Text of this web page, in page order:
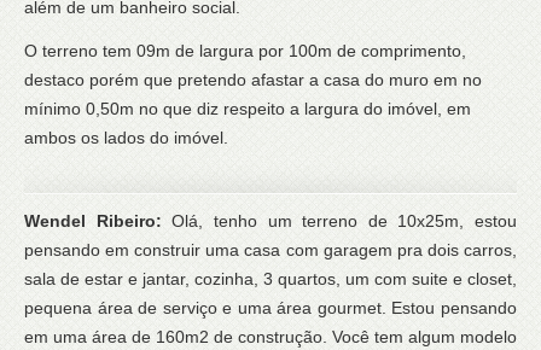
além de um banheiro social.
O terreno tem 09m de largura por 100m de comprimento,
destaco porém que pretendo afastar a casa do muro em no
mínimo 0,50m no que diz respeito a largura do imóvel, em
ambos os lados do imóvel.
Wendel Ribeiro:Olá, tenho um terreno de 10x25m, estou
pensando em construir uma casa com garagem pra dois carros,
sala de estar e jantar, cozinha, 3 quartos, um com suite e closet,
pequena área de serviço e uma área gourmet. Estou pensando
em uma área de 160m2 de construção. Você tem algum modelo